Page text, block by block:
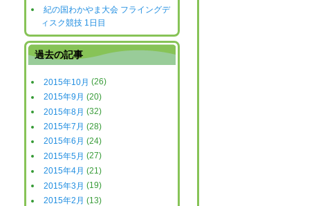
紀の国わかやま大会 フライングデ
ィスク競技 1日目
過去の記事
2015年10月 (26)
2015年9月 (20)
2015年8月 (32)
2015年7月 (28)
2015年6月 (24)
2015年5月 (27)
2015年4月 (21)
2015年3月 (19)
2015年2月 (13)